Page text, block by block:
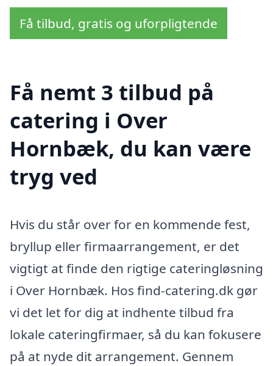
Få tilbud, gratis og uforpligtende
Få nemt 3 tilbud på
catering i Over
Hornbæk, du kan være
tryg ved
Hvis du står over for en kommende fest,
bryllup eller firmaarrangement, er det
vigtigt at finde den rigtige cateringløsning
i Over Hornbæk. Hos find-catering.dk gør
vi det let for dig at indhente tilbud fra
lokale cateringfirmaer, så du kan fokusere
på at nyde dit arrangement. Gennem